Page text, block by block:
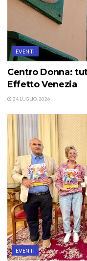
EVENTI
Centro Donna:
Effetto Venezia
24 LUGLIO, 2026
EVENTI